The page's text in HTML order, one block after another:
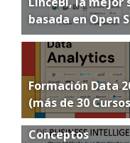
basada en Open
Formación Data
(más de 30
Conceptos